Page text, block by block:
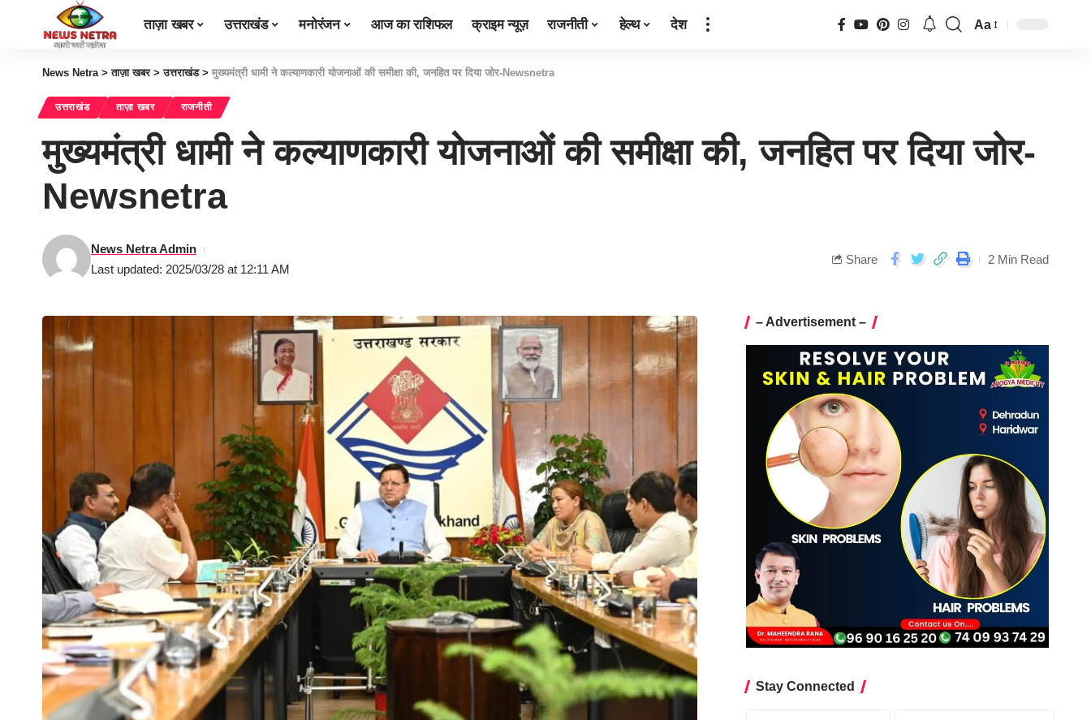
ताज़ा खबर उत्तराखंड मनोरंजन आज का राशिफल क्राइम न्यूज़ राजनीती हेल्थ देश Aa
News Netra>ताज़ा खबर>उत्तराखंड> मुख्यमंत्री धामी ने कल्याणकारी योजनाओं की समीक्षा की, जनहित पर दिया जोर-Newsnetra
उत्तराखंड ताज़ा खबर राजनीती
मुख्यमंत्री धामी ने कल्याणकारी योजनाओं की समीक्षा की, जनहित पर दिया जोर-
Newsnetra
Last updated: 2025/03/28 at 12:11 AM
News Netra Admin
Share 2 Min Read
– Advertisement –
Stay Connected